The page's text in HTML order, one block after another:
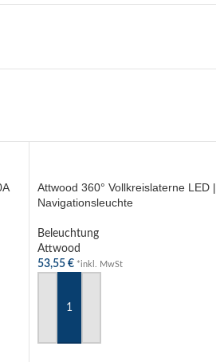
Attwood 360° Vollkreislaterne LED |
Navigationsleuchte
Beleuchtung
Attwood
53,55 € *inkl. MwSt